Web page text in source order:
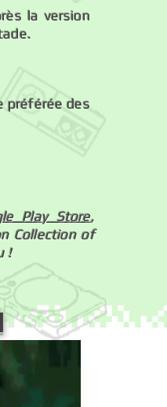
la version
préférée des
Play Store,
Collection of
!